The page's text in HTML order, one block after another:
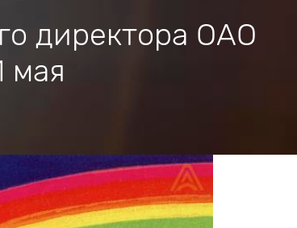
директора ОАО
мая